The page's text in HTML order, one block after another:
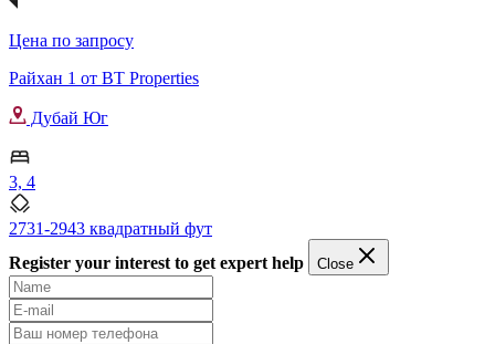
Цена по запросу
Райхан 1 от BT Properties
Дубай Юг
3, 4
2731-2943 квадратный фут
Register your interest to get expert help
Close